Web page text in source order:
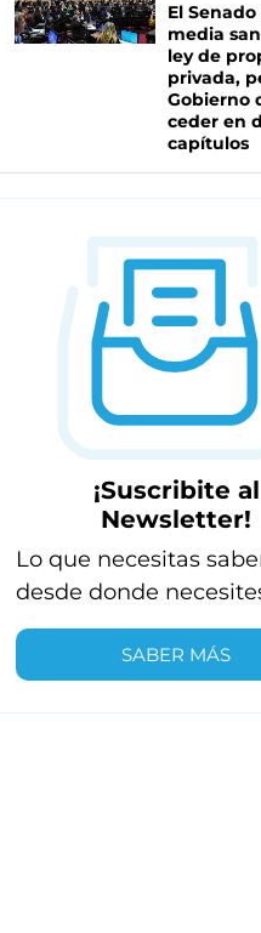
El
media
ley de
privada,
Gobierno
ceder en
capítulos
¡Suscribite al
Newsletter!
Lo que necesitas
desde donde
SABER MÁS